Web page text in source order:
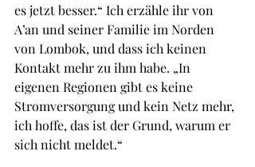
es jetzt besser.“ Ich erzähle ihr von
A’an und seiner Familie im Norden
von Lombok, und dass ich keinen
Kontakt mehr zu ihm habe. „In
eigenen Regionen gibt es keine
Stromversorgung und kein Netz mehr,
ich hoffe, das ist der Grund, warum er
sich nicht meldet.“